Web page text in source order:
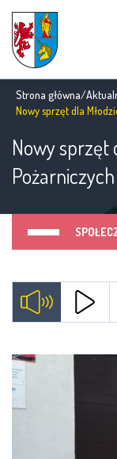
Strona główna/
Nowy sprzęt dla
Nowy sprzęt